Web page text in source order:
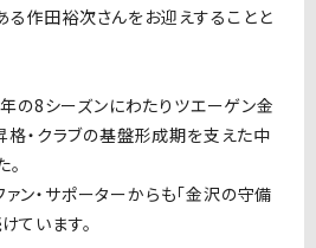
る作田裕次さんをお迎えすることと
の8シーズンにわたりツエーゲン金
格・クラブの基盤形成期を支えた中
ン・サポーターからも「金沢の守備
ています。